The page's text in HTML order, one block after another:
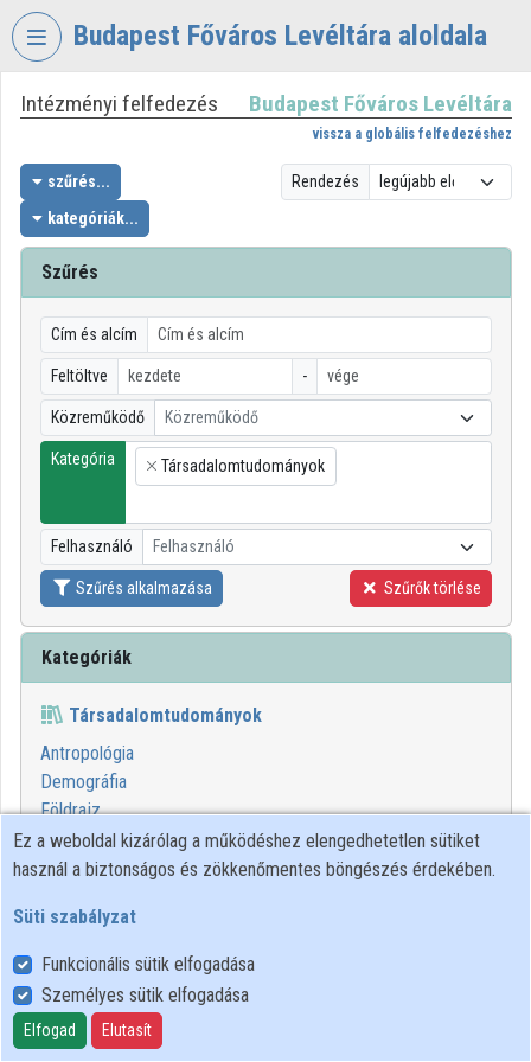
Fejléc kihagyása
Budapest Főváros Levéltára aloldala
VIDEOTORIUM
BUDAPEST
FŐVÁROS
LEVÉLTÁRA
Intézményi kezdőlap
Bejelentkezés
Intézményi felfedezés
Kategóriák
Intézményi listák
Intézmények
Közreműködők
Intézményi felfedezés Budapest Főváros Levéltára
vissza a globális felfedezéshez
szűrés...
kategóriák...
Rendezés
Szűrés
Cím és alcím
Feltöltve -
Közreműködő Közreműködő
Kategória
×
Társadalomtudományok
Felhasználó Felhasználó
Szűrés alkalmazása Szűrők törlése
Kategóriák
Társadalomtudományok
Antropológia
Demográfia
Földrajz
Jogtudomány
Kommunikációs tudományok
Kriminológia
Kultúratudomány
Politikai tudományok
Pszichológiai tudományok
Ez a weboldal kizárólag a működéshez elengedhetetlen sütiket
használ a biztonságos és zökkenőmentes böngészés érdekében.
Süti szabályzat
Funkcionális sütik elfogadása
Személyes sütik elfogadása
Elfogad Elutasít